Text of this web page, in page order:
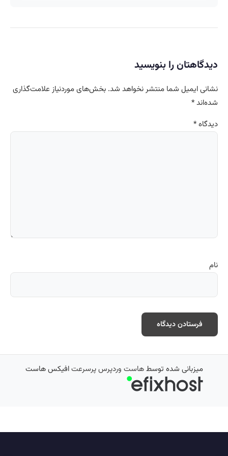
دیدگاهتان را بنویسید
نشانی ایمیل شما منتشر نخواهد شد. بخش‌های موردنیاز علامت‌گذاری
شده‌اند*
دیدگاه*
نام
میزبانی شده توسطهاست وردپرس پرسرعتافیکس هاست